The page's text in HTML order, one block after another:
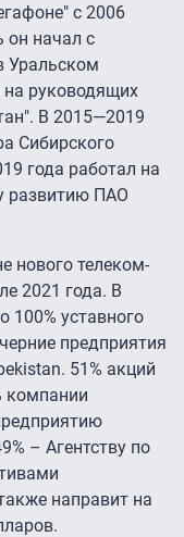
с 2006
он начал с
Уральском
руководящих
В 2015—2019
Сибирского
года работал на
развитию ПАО
нового телеком-
2021 года. В
100% уставного
предприятия
51% акций
компании
– Агентству по
направит на